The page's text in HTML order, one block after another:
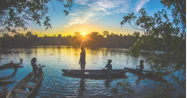
portada–foto-
Kevin-Arce-
DanielPinedo